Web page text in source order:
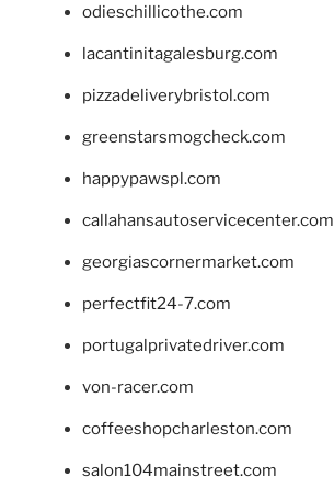
odieschillicothe.com
lacantinitagalesburg.com
pizzadeliverybristol.com
greenstarsmogcheck.com
happypawspl.com
callahansautoservicecenter.com
georgiascornermarket.com
perfectfit24-7.com
portugalprivatedriver.com
von-racer.com
coffeeshopcharleston.com
salon104mainstreet.com